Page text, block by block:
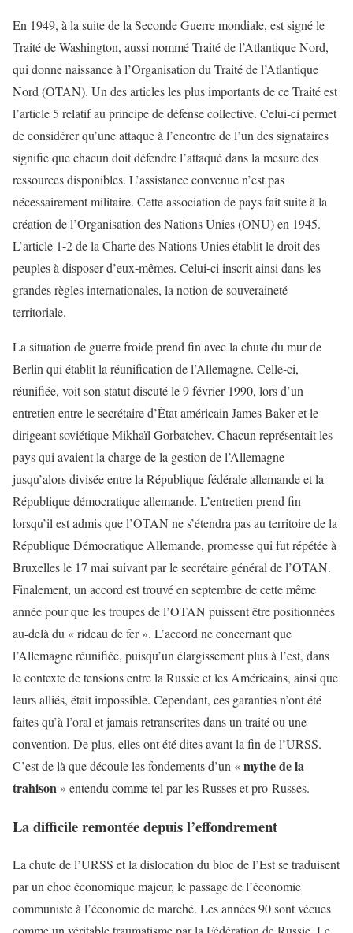
En 1949, à la suite de la Seconde Guerre mondiale, est signé le
Traité de Washington, aussi nommé Traité de l’Atlantique Nord,
qui donne naissance à l’Organisation du Traité de l’Atlantique
Nord (OTAN). Un des articles les plus importants de ce Traité est
l’article 5 relatif au principe de défense collective. Celui-ci permet
de considérer qu’une attaque à l’encontre de l’un des signataires
signifie que chacun doit défendre l’attaqué dans la mesure des
ressources disponibles. L’assistance convenue n’est pas
nécessairement militaire. Cette association de pays fait suite à la
création de l’Organisation des Nations Unies (ONU) en 1945.
L’article 1-2 de la Charte des Nations Unies établit le droit des
peuples à disposer d’eux-mêmes. Celui-ci inscrit ainsi dans les
grandes règles internationales, la notion de souveraineté
territoriale.
La situation de guerre froide prend fin avec la chute du mur de
Berlin qui établit la réunification de l’Allemagne. Celle-ci,
réunifiée, voit son statut discuté le 9 février 1990, lors d’un
entretien entre le secrétaire d’État américain James Baker et le
dirigeant soviétique Mikhaïl Gorbatchev. Chacun représentait les
pays qui avaient la charge de la gestion de l’Allemagne
jusqu’alors divisée entre la République fédérale allemande et la
République démocratique allemande. L’entretien prend fin
lorsqu’il est admis que l’OTAN ne s’étendra pas au territoire de la
République Démocratique Allemande, promesse qui fut répétée à
Bruxelles le 17 mai suivant par le secrétaire général de l’OTAN.
Finalement, un accord est trouvé en septembre de cette même
année pour que les troupes de l’OTAN puissent être positionnées
au-delà du « rideau de fer ». L’accord ne concernant que
l’Allemagne réunifiée, puisqu’un élargissement plus à l’est, dans
le contexte de tensions entre la Russie et les Américains, ainsi que
leurs alliés, était impossible. Cependant, ces garanties n’ont été
faites qu’à l’oral et jamais retranscrites dans un traité ou une
convention. De plus, elles ont été dites avant la fin de l’URSS.
C’est de là que découle les fondements d’un «mythe de la
trahison » entendu comme tel par les Russes et pro-Russes.
La difficile remontée depuis l’effondrement
La chute de l’URSS et la dislocation du bloc de l’Est se traduisent
par un choc économique majeur, le passage de l’économie
communiste à l’économie de marché. Les années 90 sont vécues